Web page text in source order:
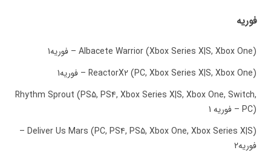
فوریه
Albacete Warrior (Xbox Series X|S, Xbox One) – فوریه1
ReactorX2 (PC, Xbox Series X|S, Xbox One) – فوریه1
Rhythm Sprout (PS5, PS4, Xbox Series X|S, Xbox One, Switch,
PC) – فوریه 1
Deliver Us Mars (PC, PS4, PS5, Xbox One, Xbox Series X|S) –
فوریه2